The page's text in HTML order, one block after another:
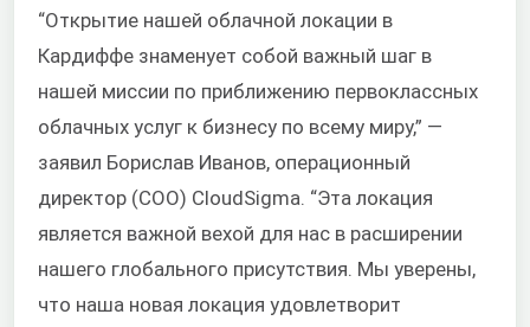
“Открытие нашей облачной локации в
Кардиффе знаменует собой важный шаг в
нашей миссии по приближению первоклассных
облачных услуг к бизнесу по всему миру,” —
заявил Борислав Иванов, операционный
директор (COO) CloudSigma. “Эта локация
является важной вехой для нас в расширении
нашего глобального присутствия. Мы уверены,
что наша новая локация удовлетворит